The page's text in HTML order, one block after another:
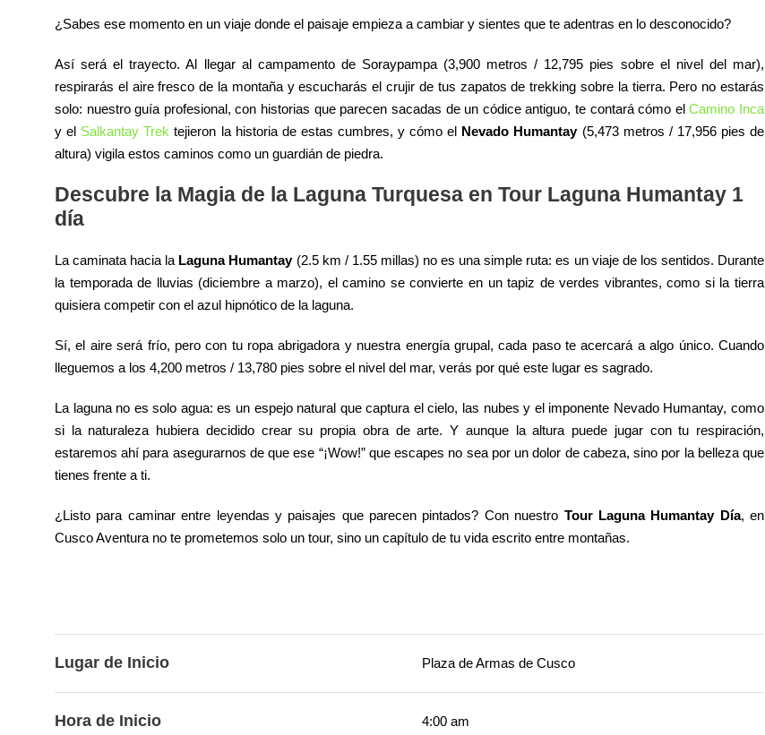
¿Sabes ese momento en un viaje donde el paisaje empieza a cambiar y sientes que te adentras en lo desconocido?
Así será el trayecto. Al llegar al campamento de Soraypampa (3,900 metros / 12,795 pies sobre el nivel del mar),
respirarás el aire fresco de la montaña y escucharás el crujir de tus zapatos de trekking sobre la tierra. Pero no estarás
solo: nuestro guía profesional, con historias que parecen sacadas de un códice antiguo, te contará cómo elCamino Inca
y el Salkantay Trek tejieron la historia de estas cumbres, y cómo el Nevado Humantay(5,473 metros / 17,956 pies de
altura) vigila estos caminos como un guardián de piedra.
Descubre la Magia de la Laguna Turquesa en Tour Laguna Humantay 1
día
La caminata hacia la Laguna Humantay(2.5 km / 1.55 millas) no es una simple ruta: es un viaje de los sentidos. Durante
la temporada de lluvias (diciembre a marzo), el camino se convierte en un tapiz de verdes vibrantes, como si la tierra
quisiera competir con el azul hipnótico de la laguna.
Sí, el aire será frío, pero con tu ropa abrigadora y nuestra energía grupal, cada paso te acercará a algo único. Cuando
lleguemos a los 4,200 metros / 13,780 pies sobre el nivel del mar, verás por qué este lugar es sagrado.
La laguna no es solo agua: es un espejo natural que captura el cielo, las nubes y el imponente Nevado Humantay, como
si la naturaleza hubiera decidido crear su propia obra de arte. Y aunque la altura puede jugar con tu respiración,
estaremos ahí para asegurarnos de que ese “¡Wow!” que escapes no sea por un dolor de cabeza, sino por la belleza que
tienes frente a ti.
¿Listo para caminar entre leyendas y paisajes que parecen pintados? Con nuestro Tour Laguna Humantay Día, en
Cusco Aventura no te prometemos solo un tour, sino un capítulo de tu vida escrito entre montañas.
Lugar de Inicio Plaza de Armas de Cusco
Hora de Inicio 4:00 am